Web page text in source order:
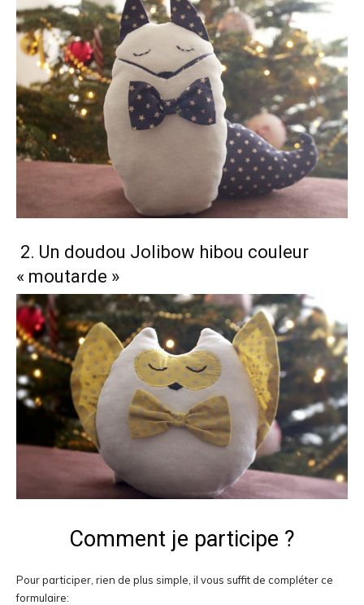
2. Un doudou Jolibow hibou couleur
« moutarde »
Comment je participe ?
Pour participer, rien de plus simple, il vous suffit de compléter ce
formulaire: